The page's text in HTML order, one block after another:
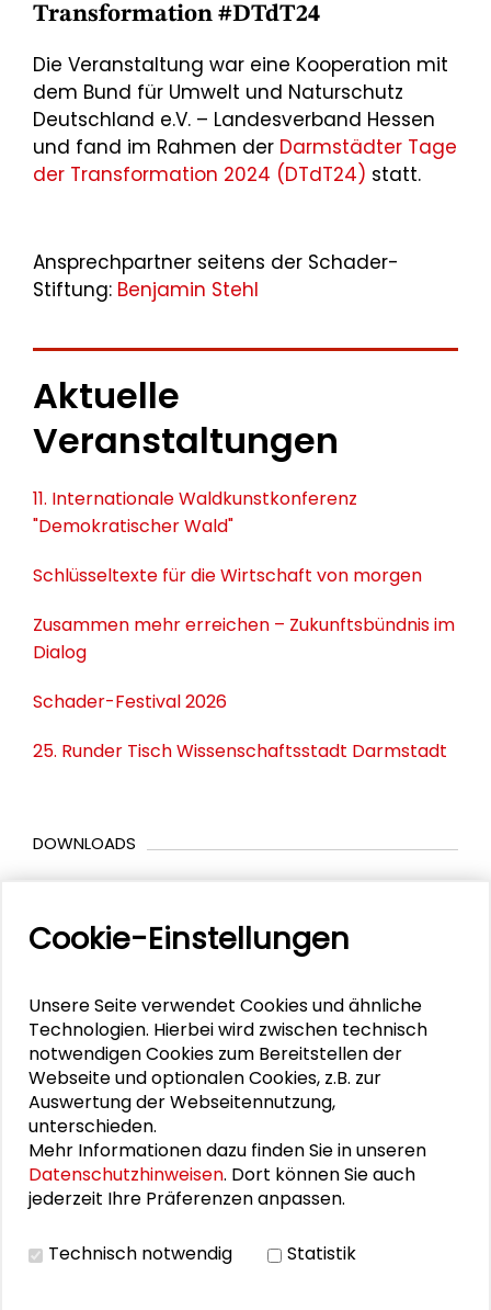
Transformation #DTdT24
Die Veranstaltung war eine Kooperation mit
dem Bund für Umwelt und Naturschutz
Deutschland e.V. – Landesverband Hessen
und fand im Rahmen der Darmstädter Tage
der Transformation 2024 (DTdT24) statt.
Ansprechpartner seitens der Schader-
Stiftung: Benjamin Stehl
Aktuelle
Veranstaltungen
11. Internationale Waldkunstkonferenz
"Demokratischer Wald"
Schlüsseltexte für die Wirtschaft von morgen
Zusammen mehr erreichen – Zukunftsbündnis im
Dialog
Schader-Festival 2026
25. Runder Tisch Wissenschaftsstadt Darmstadt
DOWNLOADS
Einführung Dr. Werner Neumann
Impulsvortrag Dr. Julia Wiehe
Impulsvortrag von Florian Dangel
Impulsvortrag von Benjamin Volz
BILDERGALERIE
Cookie-Einstellungen
Unsere Seite verwendet Cookies und ähnliche
Technologien. Hierbei wird zwischen technisch
notwendigen Cookies zum Bereitstellen der
Webseite und optionalen Cookies, z.B. zur
Auswertung der Webseitennutzung,
unterschieden.
Mehr Informationen dazu finden Sie in unseren
Datenschutzhinweisen. Dort können Sie auch
jederzeit Ihre Präferenzen anpassen.
Technisch notwendig Statistik